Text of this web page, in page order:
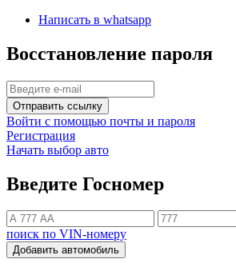
Написать в whatsapp
Восстановление пароля
Отправить ссылку
Войти с помощью почты и пароля
Регистрация
Начать выбор авто
Введите Госномер
поиск по VIN-номеру
Добавить автомобиль